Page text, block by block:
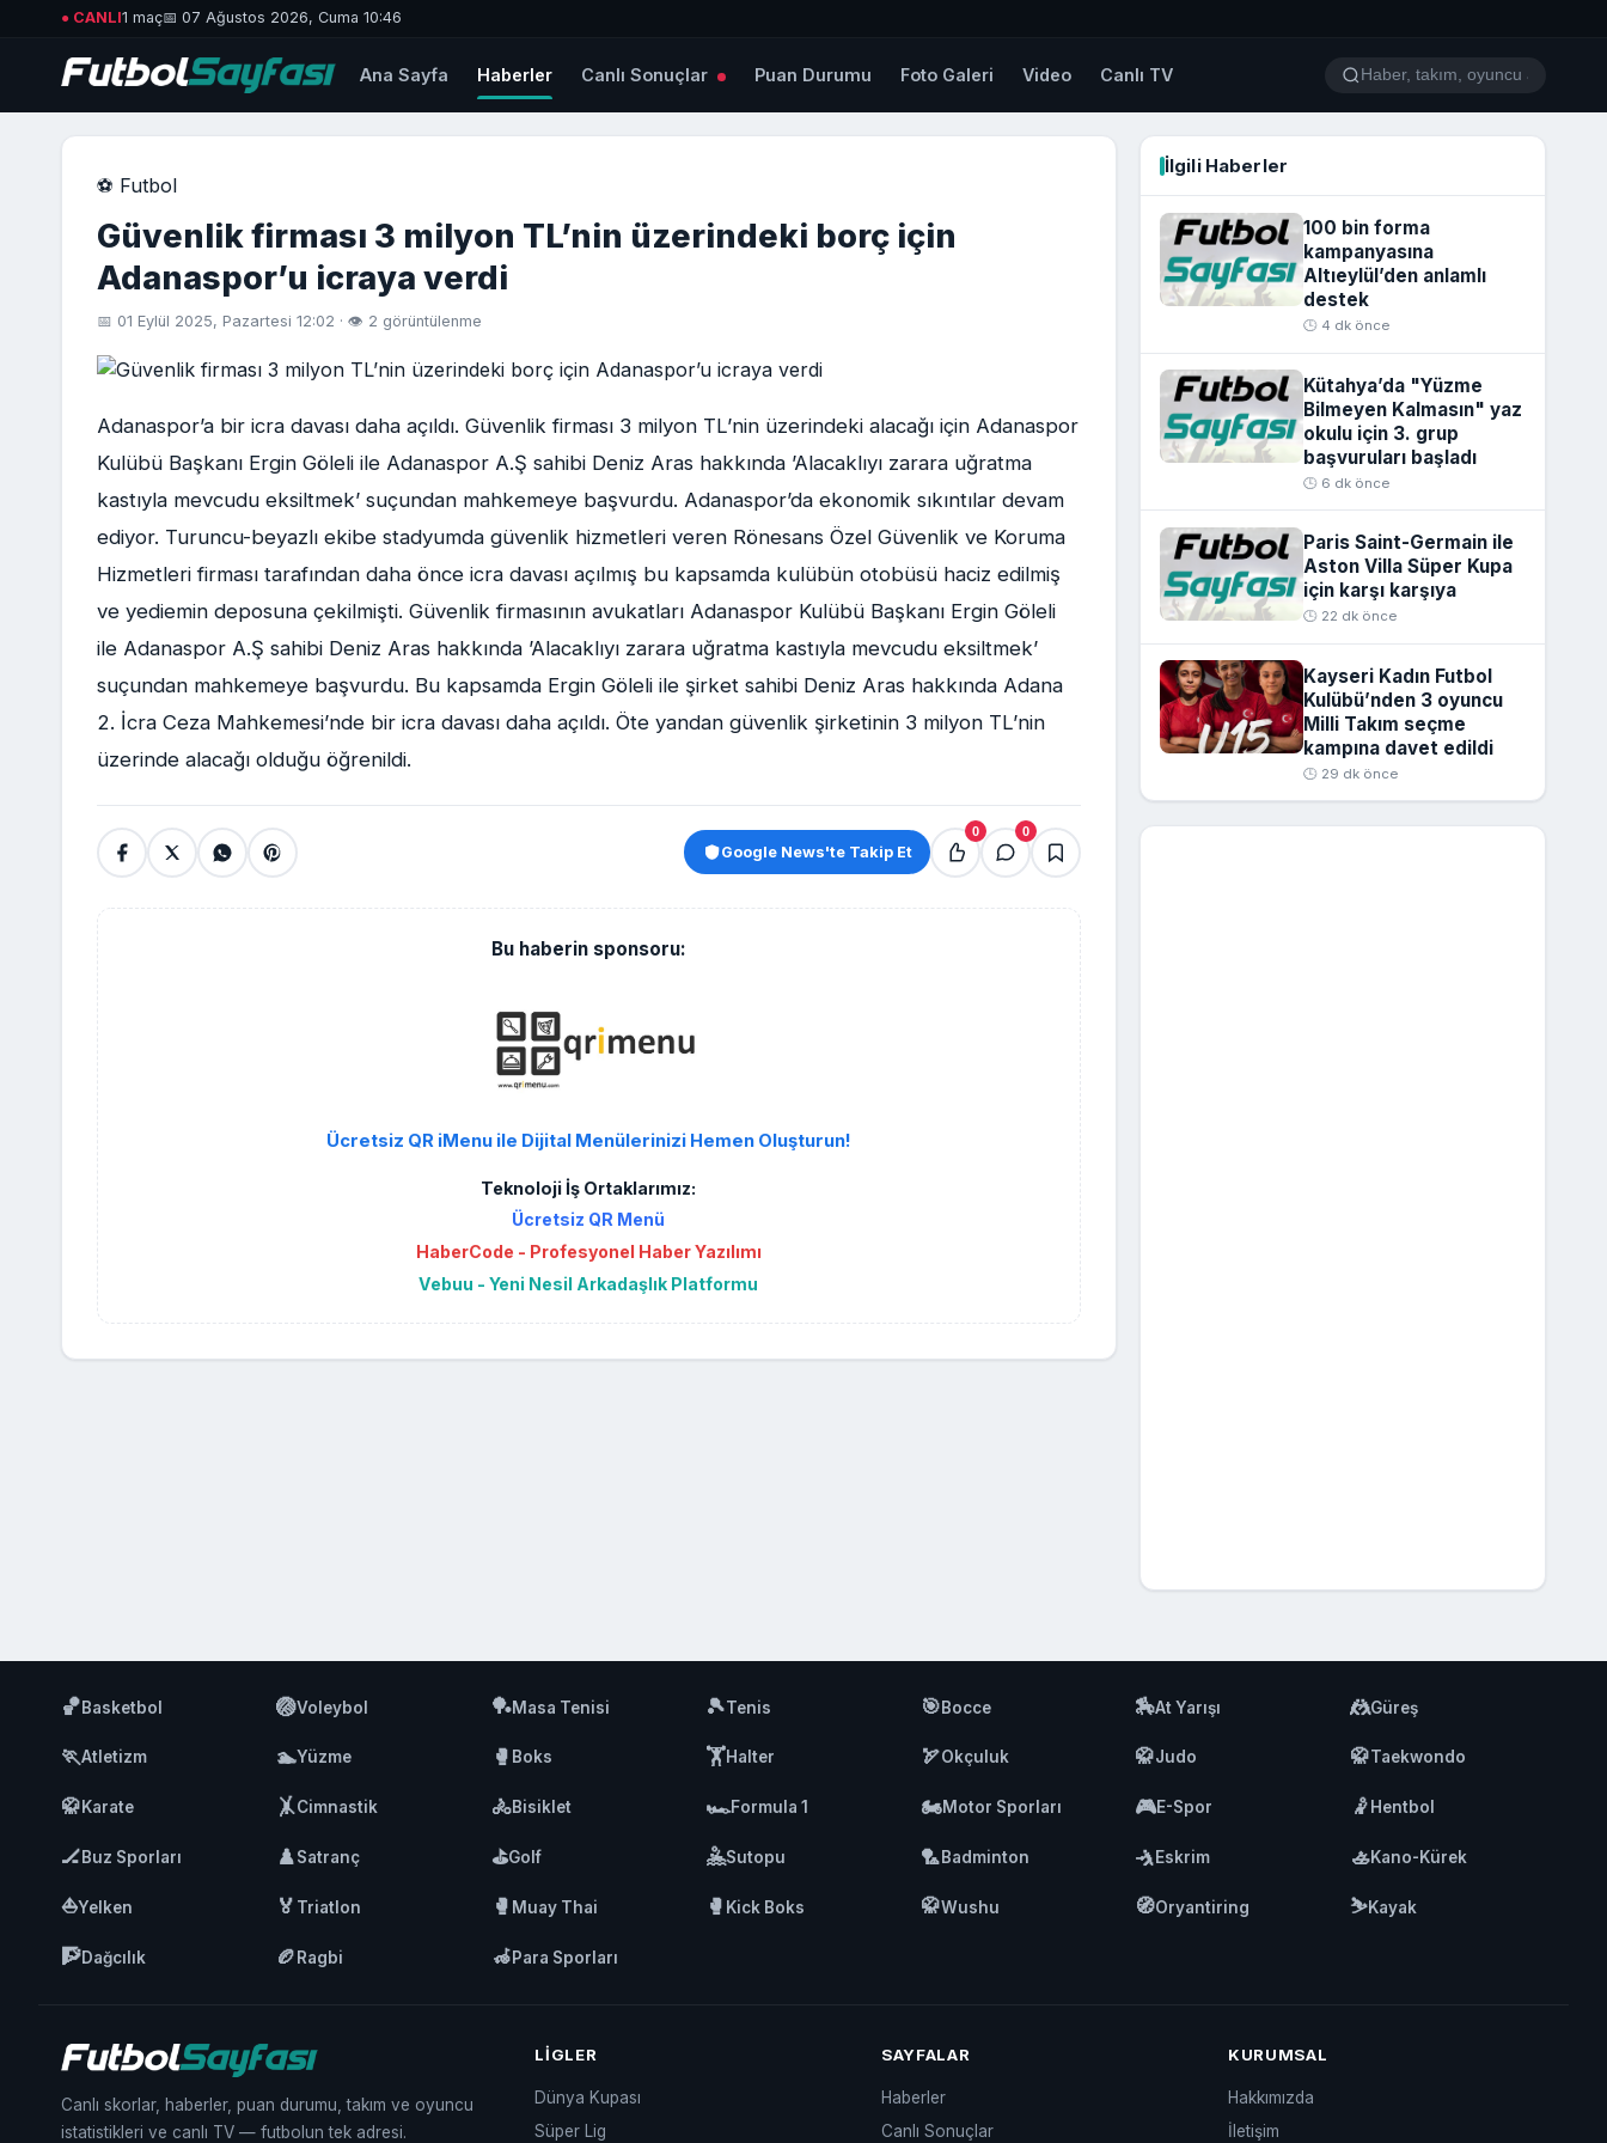
● CANLI1 maç📅 07 Ağustos 2026, Cuma 10:46
Ana Sayfa Haberler Canlı Sonuçlar Puan Durumu Foto Galeri Video Canlı TV
⚽ Futbol
Güvenlik firması 3 milyon TL’nin üzerindeki borç için
Adanaspor’u icraya verdi
📅 01 Eylül 2025, Pazartesi 12:02 · 👁 2 görüntülenme
Adanaspor’a bir icra davası daha açıldı. Güvenlik firması 3 milyon TL’nin üzerindeki alacağı için Adanaspor
Kulübü Başkanı Ergin Göleli ile Adanaspor A.Ş sahibi Deniz Aras hakkında ’Alacaklıyı zarara uğratma
kastıyla mevcudu eksiltmek’ suçundan mahkemeye başvurdu. Adanaspor’da ekonomik sıkıntılar devam
ediyor. Turuncu-beyazlı ekibe stadyumda güvenlik hizmetleri veren Rönesans Özel Güvenlik ve Koruma
Hizmetleri firması tarafından daha önce icra davası açılmış bu kapsamda kulübün otobüsü haciz edilmiş
ve yediemin deposuna çekilmişti. Güvenlik firmasının avukatları Adanaspor Kulübü Başkanı Ergin Göleli
ile Adanaspor A.Ş sahibi Deniz Aras hakkında ’Alacaklıyı zarara uğratma kastıyla mevcudu eksiltmek’
suçundan mahkemeye başvurdu. Bu kapsamda Ergin Göleli ile şirket sahibi Deniz Aras hakkında Adana
2. İcra Ceza Mahkemesi’nde bir icra davası daha açıldı. Öte yandan güvenlik şirketinin 3 milyon TL’nin
üzerinde alacağı olduğu öğrenildi.
Google News'te Takip Et
0 0
Bu haberin sponsoru:
Ücretsiz QR iMenu ile Dijital Menülerinizi Hemen Oluşturun!
Teknoloji İş Ortaklarımız:
Ücretsiz QR Menü
HaberCode - Profesyonel Haber Yazılımı
Vebuu - Yeni Nesil Arkadaşlık Platformu
İlgili Haberler
100 bin forma
kampanyasına
Altıeylül’den anlamlı
destek
🕒 4 dk önce
Kütahya’da "Yüzme
Bilmeyen Kalmasın" yaz
okulu için 3. grup
başvuruları başladı
🕒 6 dk önce
Paris Saint-Germain ile
Aston Villa Süper Kupa
için karşı karşıya
🕒 22 dk önce
Kayseri Kadın Futbol
Kulübü’nden 3 oyuncu
Milli Takım seçme
kampına davet edildi
🕒 29 dk önce
🏀Basketbol 🏐Voleybol 🏓Masa Tenisi 🎾Tenis 🎯Bocce 🏇At Yarışı 🤼Güreş
🏃Atletizm 🏊Yüzme 🥊 Boks 🏋️Halter 🏹Okçuluk 🥋Judo 🥋Taekwondo
🥋Karate 🤸Cimnastik 🚴Bisiklet 🏎️Formula 1 🏍️Motor Sporları 🎮E-Spor 🤾 Hentbol
🏒Buz Sporları ♟️Satranç ⛳Golf 🤽Sutopu 🏸Badminton 🤺Eskrim 🚣Kano-Kürek
⛵Yelken 🏅 Triatlon 🥊 Muay Thai 🥊 Kick Boks 🥋Wushu 🧭Oryantiring ⛷️Kayak
🧗Dağcılık 🏉 Ragbi 🦽Para Sporları
Canlı skorlar, haberler, puan durumu, takım ve oyuncu
istatistikleri ve canlı TV — futbolun tek adresi.
LIGLER
Dünya Kupası
Süper Lig
SAYFALAR
Haberler
Canlı Sonuçlar
KURUMSAL
Hakkımızda
İletişim